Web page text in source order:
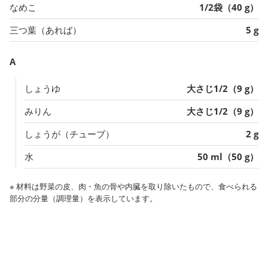
なめこ
1/2袋（40 g）
三つ葉（あれば）
5 g
A
しょうゆ
大さじ1/2（9 g）
みりん
大さじ1/2（9 g）
しょうが（チューブ）
2 g
水
50 ml（50 g）
※ 材料は野菜の皮、肉・魚の骨や内臓を取り除いたもので、食べられる
部分の分量（調理量）を表示しています。